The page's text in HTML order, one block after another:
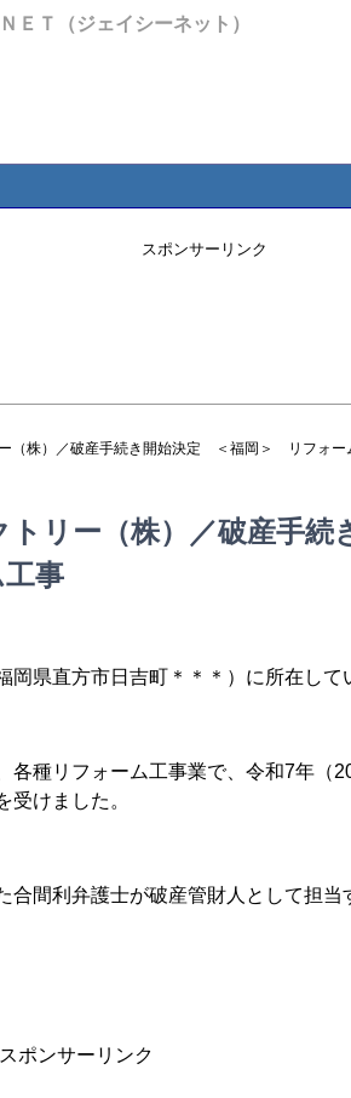
ＥＴ（ジェイシーネット）
スポンサーリンク
ー（株）／破産手続き開始決定 ＜福岡＞ リフォー
リー（株）／破産手続
事
岡県直方市日吉町＊＊＊）に所在して
各種リフォーム工事業で、令和7年（
受けました。
合間利弁護士が破産管財人として担当
スポンサーリンク